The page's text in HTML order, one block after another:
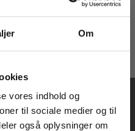
Om
vores indhold og
til sociale medier og til
også oplysninger om
mm.
som: